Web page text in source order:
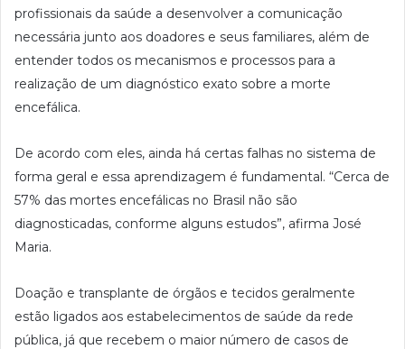
profissionais da saúde a desenvolver a comunicação
necessária junto aos doadores e seus familiares, além de
entender todos os mecanismos e processos para a
realização de um diagnóstico exato sobre a morte
encefálica.
De acordo com eles, ainda há certas falhas no sistema de
forma geral e essa aprendizagem é fundamental. “Cerca de
57% das mortes encefálicas no Brasil não são
diagnosticadas, conforme alguns estudos”, afirma José
Maria.
Doação e transplante de órgãos e tecidos geralmente
estão ligados aos estabelecimentos de saúde da rede
pública, já que recebem o maior número de casos de